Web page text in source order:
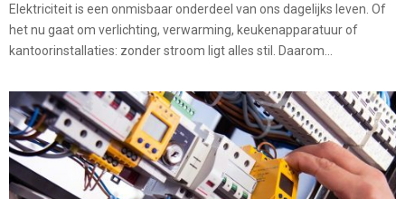
Elektriciteit is een onmisbaar onderdeel van ons dagelijks leven. Of
het nu gaat om verlichting, verwarming, keukenapparatuur of
kantoorinstallaties: zonder stroom ligt alles stil. Daarom...